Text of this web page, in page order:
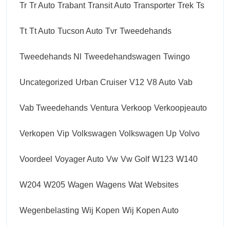
Tr Tr Auto Trabant Transit Auto Transporter Trek Ts
Tt Tt Auto Tucson Auto Tvr Tweedehands
Tweedehands Nl Tweedehandswagen Twingo
Uncategorized Urban Cruiser V12 V8 Auto Vab
Vab Tweedehands Ventura Verkoop Verkoopjeauto
Verkopen Vip Volkswagen Volkswagen Up Volvo
Voordeel Voyager Auto Vw Vw Golf W123 W140
W204 W205 Wagen Wagens Wat Websites
Wegenbelasting Wij Kopen Wij Kopen Auto